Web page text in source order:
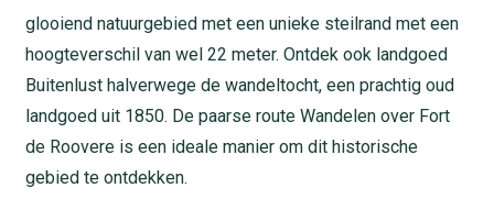
glooiend natuurgebied met een unieke steilrand met een
hoogteverschil van wel 22 meter. Ontdek ook landgoed
Buitenlust halverwege de wandeltocht, een prachtig oud
landgoed uit 1850. De paarse route Wandelen over Fort
de Roovere is een ideale manier om dit historische
gebied te ontdekken.